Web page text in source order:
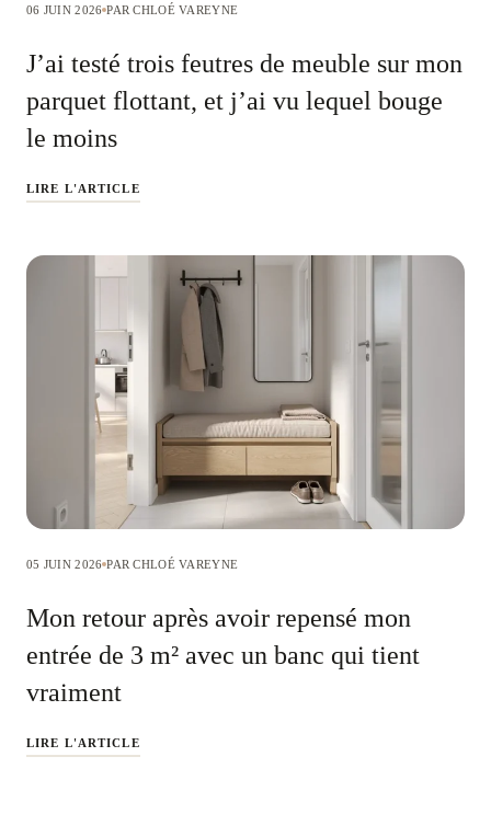
06 JUIN 2026 PAR CHLOÉ VAREYNE
J’ai testé trois feutres de meuble sur mon
parquet flottant, et j’ai vu lequel bouge
le moins
LIRE L'ARTICLE
05 JUIN 2026 PAR CHLOÉ VAREYNE
Mon retour après avoir repensé mon
entrée de 3 m² avec un banc qui tient
vraiment
LIRE L'ARTICLE